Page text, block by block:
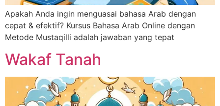
Apakah Anda ingin menguasai bahasa Arab dengan
cepat & efektif? Kursus Bahasa Arab Online dengan
Metode Mustaqilli adalah jawaban yang tepat
Wakaf Tanah